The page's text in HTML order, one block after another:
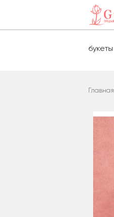
букеты
Главная